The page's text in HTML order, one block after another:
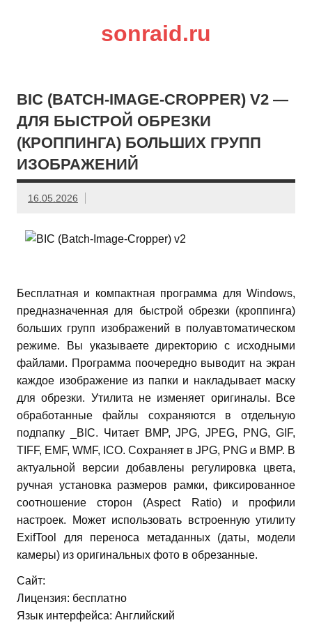
sonraid.ru
BIC (BATCH-IMAGE-CROPPER) V2 —
ДЛЯ БЫСТРОЙ ОБРЕЗКИ
(КРОППИНГА) БОЛЬШИХ ГРУПП
ИЗОБРАЖЕНИЙ
16.05.2026
Бесплатная и компактная программа для Windows,
предназначенная для быстрой обрезки (кроппинга)
больших групп изображений в полуавтоматическом
режиме. Вы указываете директорию с исходными
файлами. Программа поочередно выводит на экран
каждое изображение из папки и накладывает маску
для обрезки. Утилита не изменяет оригиналы. Все
обработанные файлы сохраняются в отдельную
подпапку _BIC. Читает BMP, JPG, JPEG, PNG, GIF,
TIFF, EMF, WMF, ICO. Сохраняет в JPG, PNG и BMP. В
актуальной версии добавлены регулировка цвета,
ручная установка размеров рамки, фиксированное
соотношение сторон (Aspect Ratio) и профили
настроек. Может использовать встроенную утилиту
ExifTool для переноса метаданных (даты, модели
камеры) из оригинальных фото в обрезанные.
Сайт:
Лицензия: бесплатно
Язык интерфейса: Английский